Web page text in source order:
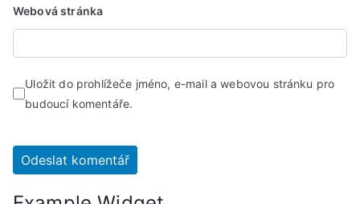
Webová stránka
Uložit do prohlížeče jméno, e-mail a webovou stránku pro
budoucí komentáře.